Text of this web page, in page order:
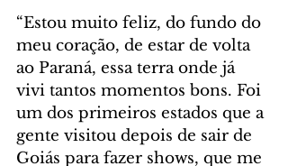
“Estou muito feliz, do fundo do
meu coração, de estar de volta
ao Paraná, essa terra onde já
vivi tantos momentos bons. Foi
um dos primeiros estados que a
gente visitou depois de sair de
Goiás para fazer shows, que me